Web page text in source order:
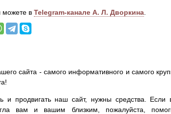
можете в Telegram-канале А. Л. Дворкина
сайта - самого информативного и самого
и продвигать наш сайт, нужны средства.
вам и вашим близким, пожалуйста,